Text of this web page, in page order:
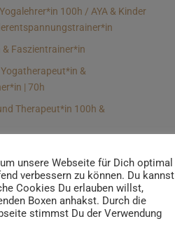
100h / AYA & Kinder
& Faszientrainer*in
&
| 70h
Therapeut*in 100h &
& Achtsamkeitstrainer*in
| 40h
Ausbildung | 10 h
unsere Webseite für Dich optimal
verbessern zu können. Du kannst
Cookies Du erlauben willst,
Boxen anhakst. Durch die
stimmst Du der Verwendung